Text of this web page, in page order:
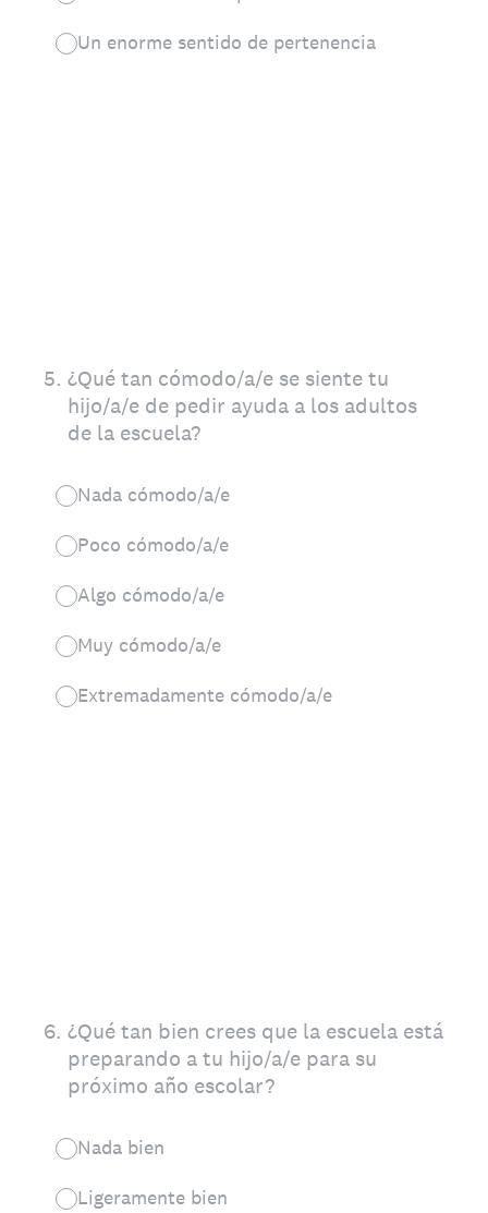
Un enorme sentido de pertenencia
5. ¿Qué tan cómodo/a/e se siente tu
hijo/a/e de pedir ayuda a los adultos
de la escuela?
Nada cómodo/a/e
Poco cómodo/a/e
Algo cómodo/a/e
Muy cómodo/a/e
Extremadamente cómodo/a/e
6. ¿Qué tan bien crees que la escuela está
preparando a tu hijo/a/e para su
próximo año escolar?
Nada bien
Ligeramente bien